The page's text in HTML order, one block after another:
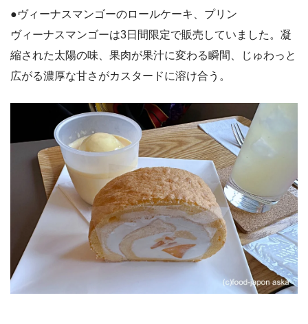
●ヴィーナスマンゴーのロールケーキ、プリン
ヴィーナスマンゴーは3日間限定で販売していました。凝
縮された太陽の味、果肉が果汁に変わる瞬間、じゅわっと
広がる濃厚な甘さがカスタードに溶け合う。